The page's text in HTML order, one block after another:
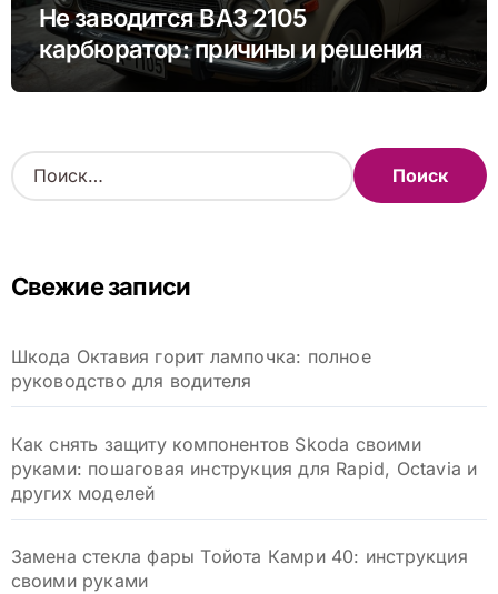
Не заводится ВАЗ 2105
карбюратор: причины и решения
проблемы
Н
а
:Свежие записи
Шкода Октавия горит лампочка: полное
руководство для водителя
Как снять защиту компонентов Skoda своими
руками: пошаговая инструкция для Rapid, Octavia и
других моделей
Замена стекла фары Тойота Камри 40: инструкция
своими руками